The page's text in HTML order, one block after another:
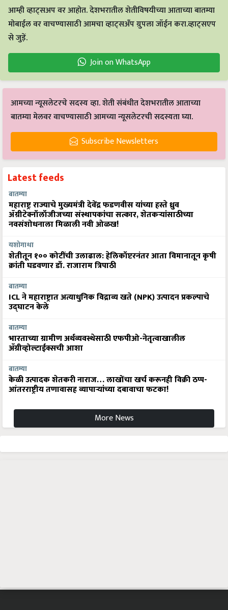
आम्ही व्हाट्सअप वर आहोत. देशभरातील शेतीविषयीच्या आताच्या बातम्या
मोबाईल वर वाचण्यासाठी आमचा व्हाट्सअँप ग्रुपला जॉईन करा.व्हाट्सएप
से जुड़ें.
Join on WhatsApp
आमच्या न्यूसलेटरचे सदस्य व्हा. शेती संबंधीत देशभरातील आताच्या
बातम्या मेलवर वाचण्यासाठी आमच्या न्यूसलेटरची सदस्यता घ्या.
Subscribe Newsletters
Latest feeds
बातम्या
महाराष्ट्र राज्याचे मुख्यमंत्री देवेंद्र फडणवीस यांच्या हस्ते ध्रुव
ॲग्रीटेक्नॉलॉजीजच्या संस्थापकांचा सत्कार, शेतकऱ्यांसाठीच्या
नवसंशोधनाला मिळाली नवी ओळख!
यशोगाथा
शेतीतून १०० कोटींची उलाढाल: हेलिकॉप्टरनंतर आता विमानातून कृषी
क्रांती घडवणार डॉ. राजाराम त्रिपाठी
बातम्या
ICL ने महाराष्ट्रात अत्याधुनिक विद्राव्य खते (NPK) उत्पादन प्रकल्पाचे
उद्घाटन केले
बातम्या
भारताच्या ग्रामीण अर्थव्यवस्थेसाठी एफपीओ-नेतृत्वाखालील
अ‍ॅग्रीव्होल्टाईक्सची आशा
बातम्या
केळी उत्पादक शेतकरी नाराज… लाखोंचा खर्च करूनही विक्री ठप्प-
आंतरराष्ट्रीय तणावासह व्यापाऱ्यांच्या दबावाचा फटका!
More News